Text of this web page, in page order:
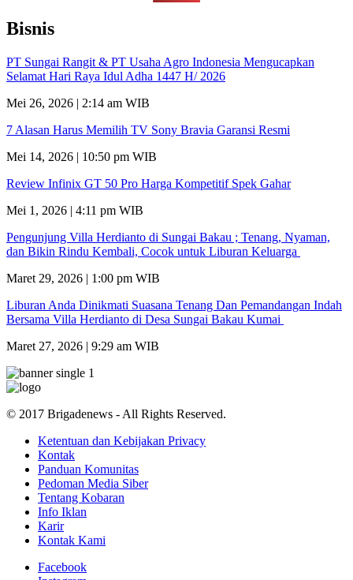
Bisnis
PT Sungai Rangit & PT Usaha Agro Indonesia Mengucapkan
Selamat Hari Raya Idul Adha 1447 H/ 2026
Mei 26, 2026 | 2:14 am WIB
7 Alasan Harus Memilih TV Sony Bravia Garansi Resmi
Mei 14, 2026 | 10:50 pm WIB
Review Infinix GT 50 Pro Harga Kompetitif Spek Gahar
Mei 1, 2026 | 4:11 pm WIB
Pengunjung Villa Herdianto di Sungai Bakau ; Tenang, Nyaman,
dan Bikin Rindu Kembali, Cocok untuk Liburan Keluarga
Maret 29, 2026 | 1:00 pm WIB
Liburan Anda Dinikmati Suasana Tenang Dan Pemandangan Indah
Bersama Villa Herdianto di Desa Sungai Bakau Kumai
Maret 27, 2026 | 9:29 am WIB
© 2017 Brigadenews - All Rights Reserved.
Ketentuan dan Kebijakan Privacy
Kontak
Panduan Komunitas
Pedoman Media Siber
Tentang Kobaran
Info Iklan
Karir
Kontak Kami
Facebook